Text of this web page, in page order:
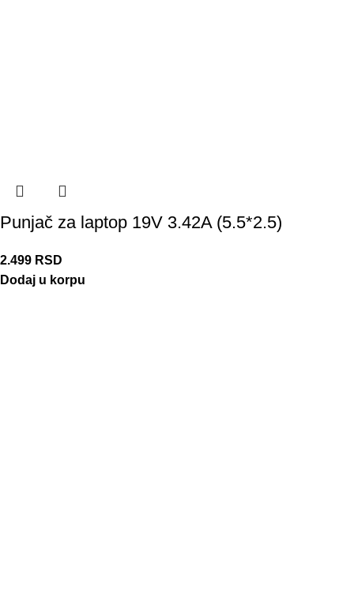
Punjač za laptop 19V 3.42A (5.5*2.5)
2.499 RSD
Dodaj u korpu